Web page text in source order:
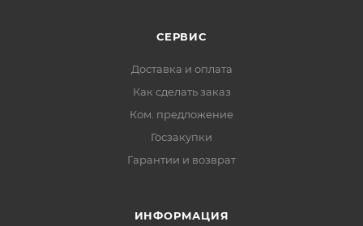
СЕРВИС
Доставка и оплата
Как сделать заказ
Ком. предложение
Госзакупки
Гарантии и возврат
ИНФОРМАЦИЯ